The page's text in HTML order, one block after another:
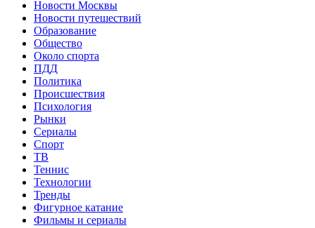
Новости Москвы
Новости путешествий
Образование
Общество
Около спорта
ПДД
Политика
Происшествия
Психология
Рынки
Сериалы
Спорт
ТВ
Теннис
Технологии
Тренды
Фигурное катание
Фильмы и сериалы